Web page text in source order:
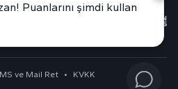
ve Mail Ret • KVKK
Puanlarını şimdi kullan